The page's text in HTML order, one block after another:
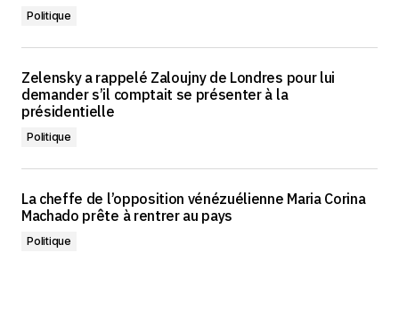
Politique
Zelensky a rappelé Zaloujny de Londres pour lui
demander s’il comptait se présenter à la
présidentielle
Politique
La cheffe de l’opposition vénézuélienne Maria Corina
Machado prête à rentrer au pays
Politique